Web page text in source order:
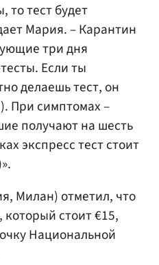
то тест будет
Мария. – Карантин
три дня
Если ты
делаешь тест, он
При симптомах –
получают на шесть
экспресс тест стоит
Милан) отметил, что
стоит €15,
Национальной